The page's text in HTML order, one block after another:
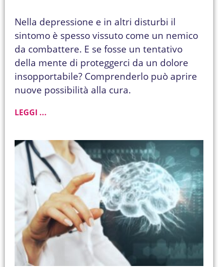
Nella depressione e in altri disturbi il
sintomo è spesso vissuto come un nemico
da combattere. E se fosse un tentativo
della mente di proteggerci da un dolore
insopportabile? Comprenderlo può aprire
nuove possibilità alla cura.
LEGGI ...